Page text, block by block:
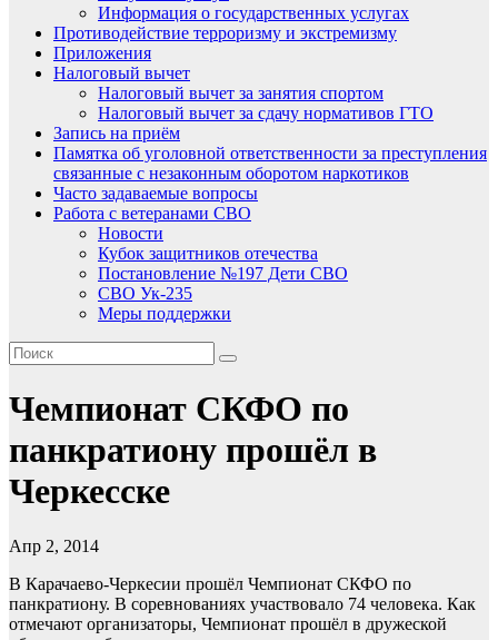
Информация о государственных услугах
Противодействие терроризму и экстремизму
Приложения
Налоговый вычет
Налоговый вычет за занятия спортом
Налоговый вычет за сдачу нормативов ГТО
Запись на приём
Памятка об уголовной ответственности за преступления
связанные с незаконным оборотом наркотиков
Часто задаваемые вопросы
Работа с ветеранами СВО
Новости
Кубок защитников отечества
Постановление №197 Дети СВО
СВО Ук-235
Меры поддержки
Чемпионат СКФО по
панкратиону прошёл в
Черкесске
Апр 2, 2014
В Карачаево-Черкесии прошёл Чемпионат СКФО по
панкратиону. В соревнованиях участвовало 74 человека. Как
отмечают организаторы, Чемпионат прошёл в дружеской